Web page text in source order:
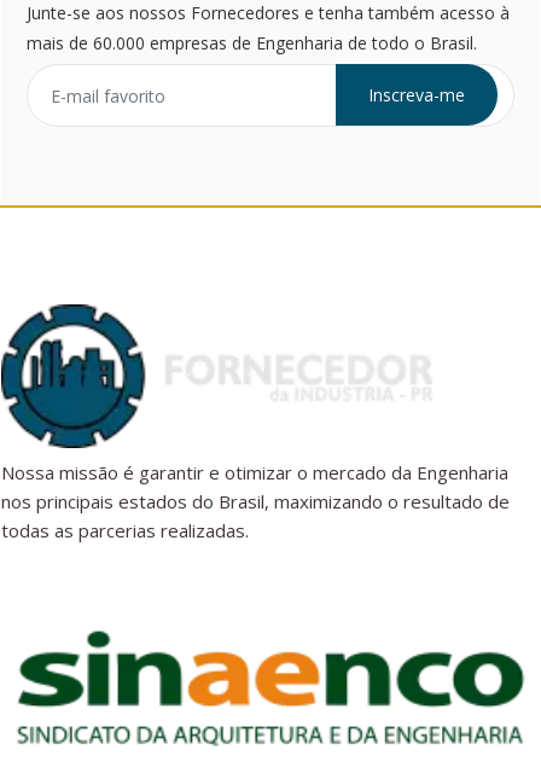
Junte-se aos nossos Fornecedores e tenha também acesso à
mais de 60.000 empresas de Engenharia de todo o Brasil.
Inscreva-me
Nossa missão é garantir e otimizar o mercado da Engenharia
nos principais estados do Brasil, maximizando o resultado de
todas as parcerias realizadas.